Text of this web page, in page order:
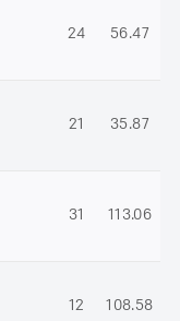
24 56.47
21 35.87
31 113.06
12 108.58